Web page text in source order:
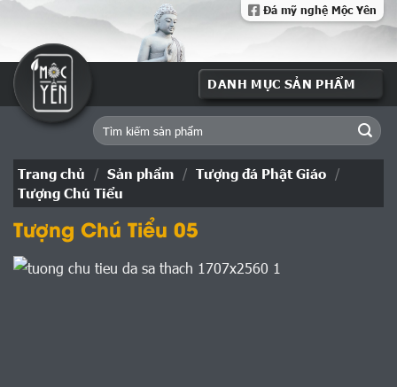
Skip
content
Đá mỹ nghệ Mộc Yên
Tìm
kiếm:
Trang chủ / Sản phẩm / Tượng đá Phật Giáo /
Tượng Chú Tiểu
Tượng Chú Tiểu 05